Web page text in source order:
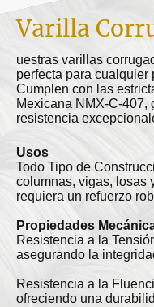
Varilla
uestras varillas
perfecta para cualquier
Cumplen con las
Mexicana NMX-C-407,
resistencia
Usos
Todo Tipo de
columnas, vigas, losas
requiera un refuerzo
Propiedades
Resistencia a la
asegurando la
Resistencia a la
ofreciendo una